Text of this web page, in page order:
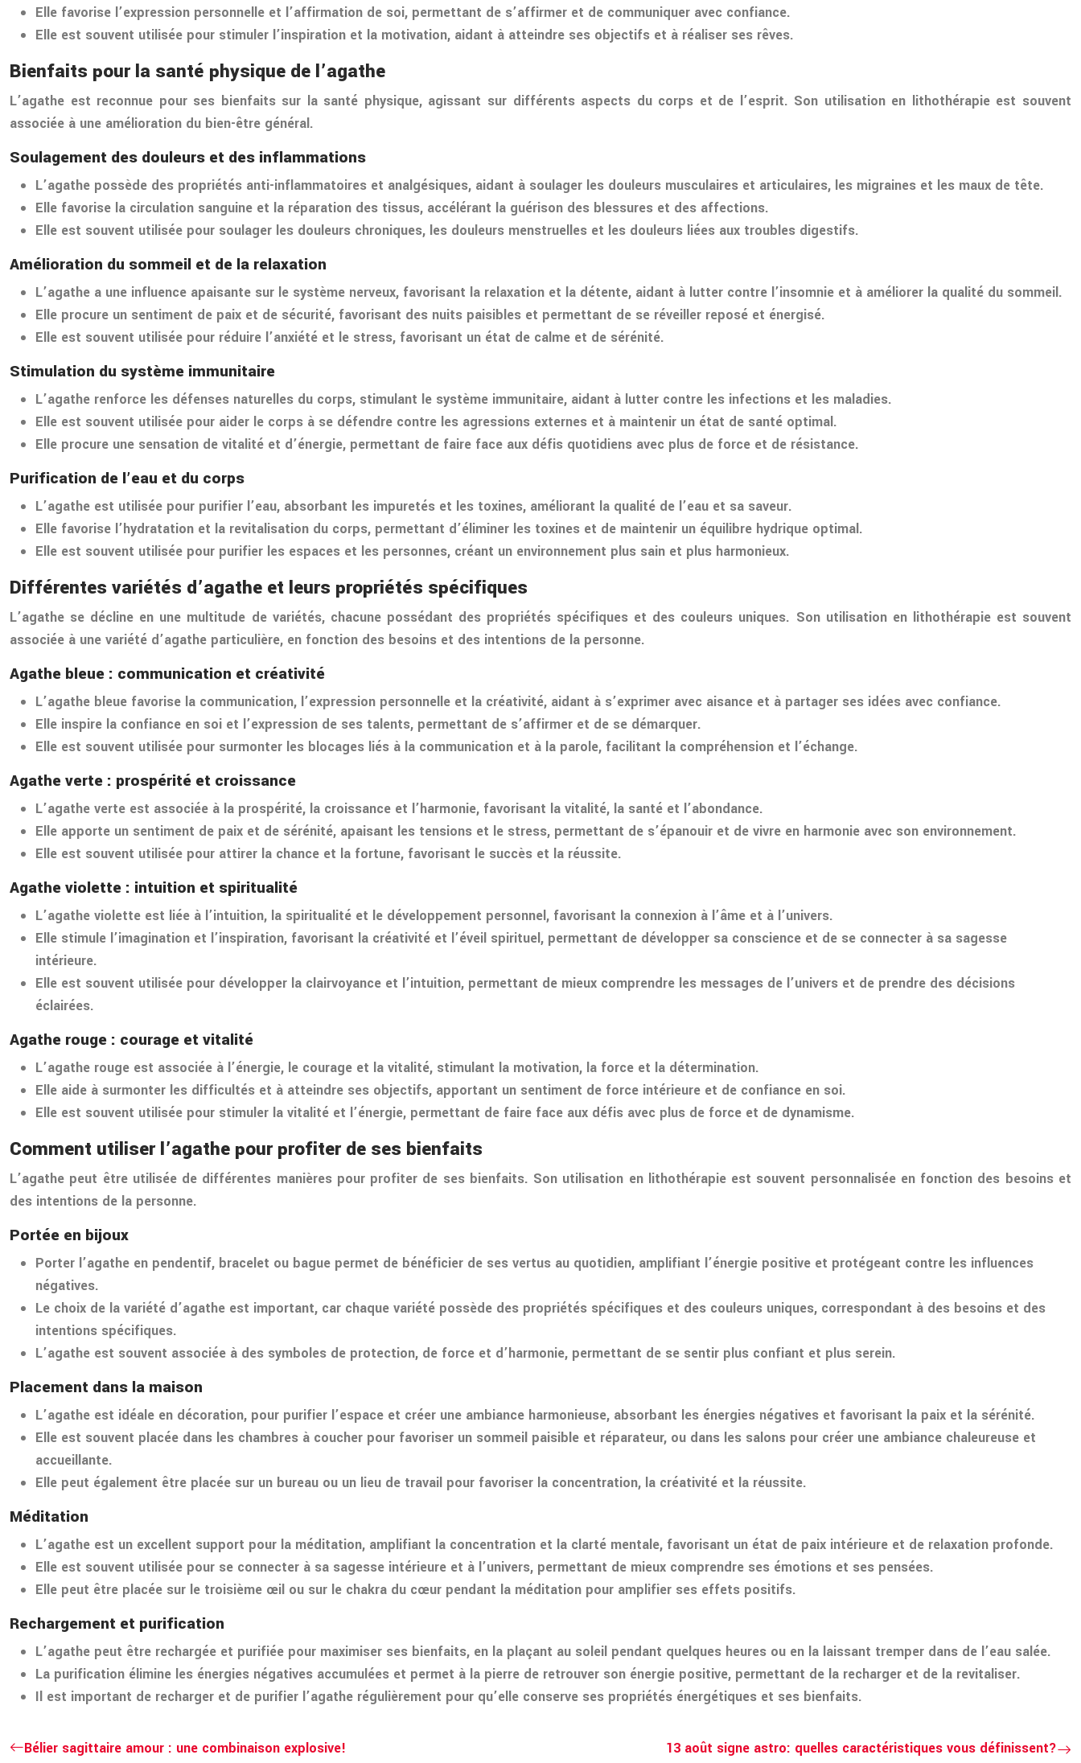
Elle favorise l’expression personnelle et l’affirmation de soi, permettant de s’affirmer et de communiquer avec confiance.
Elle est souvent utilisée pour stimuler l’inspiration et la motivation, aidant à atteindre ses objectifs et à réaliser ses rêves.
Bienfaits pour la santé physique de l’agathe
L’agathe est reconnue pour ses bienfaits sur la santé physique, agissant sur différents aspects du corps et de l’esprit. Son utilisation en lithothérapie est souvent
associée à une amélioration du bien-être général.
Soulagement des douleurs et des inflammations
L’agathe possède des propriétés anti-inflammatoires et analgésiques, aidant à soulager les douleurs musculaires et articulaires, les migraines et les maux de tête.
Elle favorise la circulation sanguine et la réparation des tissus, accélérant la guérison des blessures et des affections.
Elle est souvent utilisée pour soulager les douleurs chroniques, les douleurs menstruelles et les douleurs liées aux troubles digestifs.
Amélioration du sommeil et de la relaxation
L’agathe a une influence apaisante sur le système nerveux, favorisant la relaxation et la détente, aidant à lutter contre l’insomnie et à améliorer la qualité du sommeil.
Elle procure un sentiment de paix et de sécurité, favorisant des nuits paisibles et permettant de se réveiller reposé et énergisé.
Elle est souvent utilisée pour réduire l’anxiété et le stress, favorisant un état de calme et de sérénité.
Stimulation du système immunitaire
L’agathe renforce les défenses naturelles du corps, stimulant le système immunitaire, aidant à lutter contre les infections et les maladies.
Elle est souvent utilisée pour aider le corps à se défendre contre les agressions externes et à maintenir un état de santé optimal.
Elle procure une sensation de vitalité et d’énergie, permettant de faire face aux défis quotidiens avec plus de force et de résistance.
Purification de l’eau et du corps
L’agathe est utilisée pour purifier l’eau, absorbant les impuretés et les toxines, améliorant la qualité de l’eau et sa saveur.
Elle favorise l’hydratation et la revitalisation du corps, permettant d’éliminer les toxines et de maintenir un équilibre hydrique optimal.
Elle est souvent utilisée pour purifier les espaces et les personnes, créant un environnement plus sain et plus harmonieux.
Différentes variétés d’agathe et leurs propriétés spécifiques
L’agathe se décline en une multitude de variétés, chacune possédant des propriétés spécifiques et des couleurs uniques. Son utilisation en lithothérapie est souvent
associée à une variété d’agathe particulière, en fonction des besoins et des intentions de la personne.
Agathe bleue : communication et créativité
L’agathe bleue favorise la communication, l’expression personnelle et la créativité, aidant à s’exprimer avec aisance et à partager ses idées avec confiance.
Elle inspire la confiance en soi et l’expression de ses talents, permettant de s’affirmer et de se démarquer.
Elle est souvent utilisée pour surmonter les blocages liés à la communication et à la parole, facilitant la compréhension et l’échange.
Agathe verte : prospérité et croissance
L’agathe verte est associée à la prospérité, la croissance et l’harmonie, favorisant la vitalité, la santé et l’abondance.
Elle apporte un sentiment de paix et de sérénité, apaisant les tensions et le stress, permettant de s’épanouir et de vivre en harmonie avec son environnement.
Elle est souvent utilisée pour attirer la chance et la fortune, favorisant le succès et la réussite.
Agathe violette : intuition et spiritualité
L’agathe violette est liée à l’intuition, la spiritualité et le développement personnel, favorisant la connexion à l’âme et à l’univers.
Elle stimule l’imagination et l’inspiration, favorisant la créativité et l’éveil spirituel, permettant de développer sa conscience et de se connecter à sa sagesse
intérieure.
Elle est souvent utilisée pour développer la clairvoyance et l’intuition, permettant de mieux comprendre les messages de l’univers et de prendre des décisions
éclairées.
Agathe rouge : courage et vitalité
L’agathe rouge est associée à l’énergie, le courage et la vitalité, stimulant la motivation, la force et la détermination.
Elle aide à surmonter les difficultés et à atteindre ses objectifs, apportant un sentiment de force intérieure et de confiance en soi.
Elle est souvent utilisée pour stimuler la vitalité et l’énergie, permettant de faire face aux défis avec plus de force et de dynamisme.
Comment utiliser l’agathe pour profiter de ses bienfaits
L’agathe peut être utilisée de différentes manières pour profiter de ses bienfaits. Son utilisation en lithothérapie est souvent personnalisée en fonction des besoins et
des intentions de la personne.
Portée en bijoux
Porter l’agathe en pendentif, bracelet ou bague permet de bénéficier de ses vertus au quotidien, amplifiant l’énergie positive et protégeant contre les influences
négatives.
Le choix de la variété d’agathe est important, car chaque variété possède des propriétés spécifiques et des couleurs uniques, correspondant à des besoins et des
intentions spécifiques.
L’agathe est souvent associée à des symboles de protection, de force et d’harmonie, permettant de se sentir plus confiant et plus serein.
Placement dans la maison
L’agathe est idéale en décoration, pour purifier l’espace et créer une ambiance harmonieuse, absorbant les énergies négatives et favorisant la paix et la sérénité.
Elle est souvent placée dans les chambres à coucher pour favoriser un sommeil paisible et réparateur, ou dans les salons pour créer une ambiance chaleureuse et
accueillante.
Elle peut également être placée sur un bureau ou un lieu de travail pour favoriser la concentration, la créativité et la réussite.
Méditation
L’agathe est un excellent support pour la méditation, amplifiant la concentration et la clarté mentale, favorisant un état de paix intérieure et de relaxation profonde.
Elle est souvent utilisée pour se connecter à sa sagesse intérieure et à l’univers, permettant de mieux comprendre ses émotions et ses pensées.
Elle peut être placée sur le troisième œil ou sur le chakra du cœur pendant la méditation pour amplifier ses effets positifs.
Rechargement et purification
L’agathe peut être rechargée et purifiée pour maximiser ses bienfaits, en la plaçant au soleil pendant quelques heures ou en la laissant tremper dans de l’eau salée.
La purification élimine les énergies négatives accumulées et permet à la pierre de retrouver son énergie positive, permettant de la recharger et de la revitaliser.
Il est important de recharger et de purifier l’agathe régulièrement pour qu’elle conserve ses propriétés énergétiques et ses bienfaits.
Bélier sagittaire amour : une combinaison explosive! 13 août signe astro: quelles caractéristiques vous définissent?